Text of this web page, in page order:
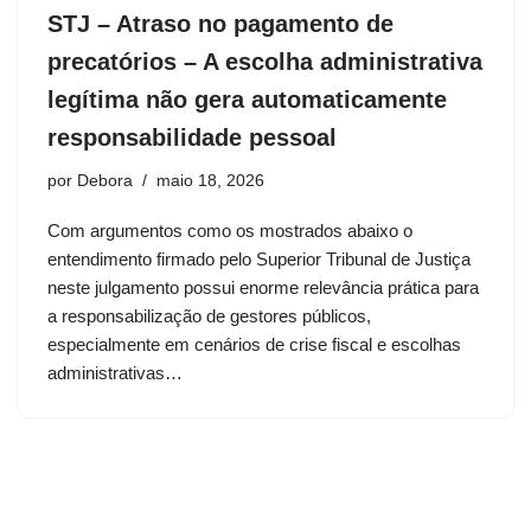
STJ – Atraso no pagamento de
precatórios – A escolha administrativa
legítima não gera automaticamente
responsabilidade pessoal
por Debora maio 18, 2026
Com argumentos como os mostrados abaixo o
entendimento firmado pelo Superior Tribunal de Justiça
neste julgamento possui enorme relevância prática para
a responsabilização de gestores públicos,
especialmente em cenários de crise fiscal e escolhas
administrativas…